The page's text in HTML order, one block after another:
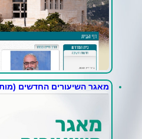
מאגר השיעורים החדשים